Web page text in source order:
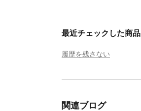
最近チェックした商品
履歴を残さない
関連ブログ